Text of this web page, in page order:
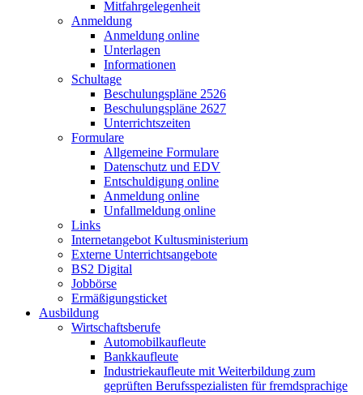
Mitfahrgelegenheit
Anmeldung
Anmeldung online
Unterlagen
Informationen
Schultage
Beschulungspläne 2526
Beschulungspläne 2627
Unterrichtszeiten
Formulare
Allgemeine Formulare
Datenschutz und EDV
Entschuldigung online
Anmeldung online
Unfallmeldung online
Links
Internetangebot Kultusministerium
Externe Unterrichtsangebote
BS2 Digital
Jobbörse
Ermäßigungsticket
Ausbildung
Wirtschaftsberufe
Automobilkaufleute
Bankkaufleute
Industriekaufleute mit Weiterbildung zum
geprüften Berufsspezialisten für fremdsprachige